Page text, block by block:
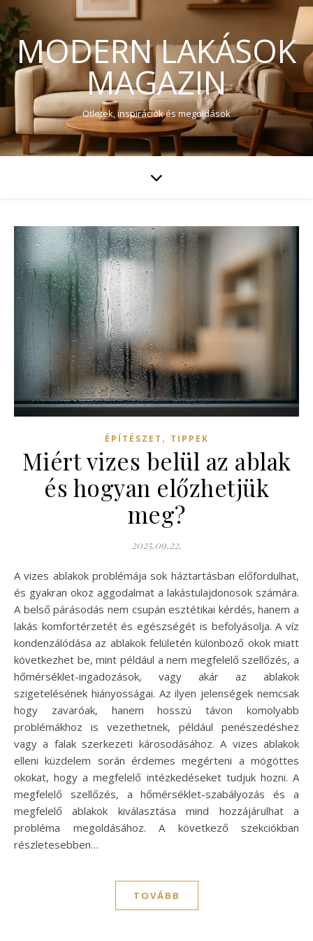
MODERN LAKÁSOK
MAGAZIN
Ötletek, inspirációk és megoldások
ÉPÍTÉSZET , TIPPEK
Miért vizes belül az ablak
és hogyan előzhetjük
meg?
2025.09.22.
A vizes ablakok problémája sok háztartásban előfordulhat,
és gyakran okoz aggodalmat a lakástulajdonosok számára.
A belső párásodás nem csupán esztétikai kérdés, hanem a
lakás komfortérzetét és egészségét is befolyásolja. A víz
kondenzálódása az ablakok felületén különböző okok miatt
következhet be, mint például a nem megfelelő szellőzés, a
hőmérséklet-ingadozások, vagy akár az ablakok
szigetelésének hiányosságai. Az ilyen jelenségek nemcsak
hogy zavaróak, hanem hosszú távon komolyabb
problémákhoz is vezethetnek, például penészedéshez
vagy a falak szerkezeti károsodásához. A vizes ablakok
elleni küzdelem során érdemes megérteni a mögöttes
okokat, hogy a megfelelő intézkedéseket tudjuk hozni. A
megfelelő szellőzés, a hőmérséklet-szabályozás és a
megfelelő ablakok kiválasztása mind hozzájárulhat a
probléma megoldásához. A következő szekciókban
részletesebben…
TOVÁBB